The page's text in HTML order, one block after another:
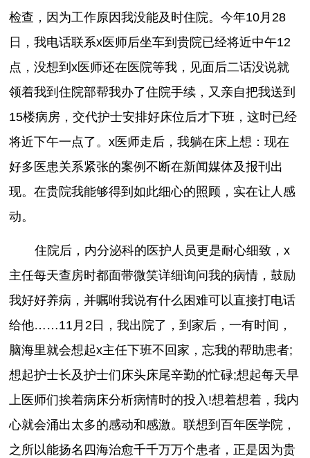
检查，因为工作原因我没能及时住院。今年10月28
日，我电话联系x医师后坐车到贵院已经将近中午12
点，没想到x医师还在医院等我，见面后二话没说就
领着我到住院部帮我办了住院手续，又亲自把我送到
15楼病房，交代护士安排好床位后才下班，这时已经
将近下午一点了。x医师走后，我躺在床上想：现在
好多医患关系紧张的案例不断在新闻媒体及报刊出
现。在贵院我能够得到如此细心的照顾，实在让人感
动。
住院后，内分泌科的医护人员更是耐心细致，x
主任每天查房时都面带微笑详细询问我的病情，鼓励
我好好养病，并嘱咐我说有什么困难可以直接打电话
给他……11月2日，我出院了，到家后，一有时间，
脑海里就会想起x主任下班不回家，忘我的帮助患者;
想起护士长及护士们床头床尾辛勤的忙碌;想起每天早
上医师们挨着病床分析病情时的投入!想着想着，我内
心就会涌出太多的感动和感激。联想到百年医学院，
之所以能扬名四海治愈千千万万个患者，正是因为贵